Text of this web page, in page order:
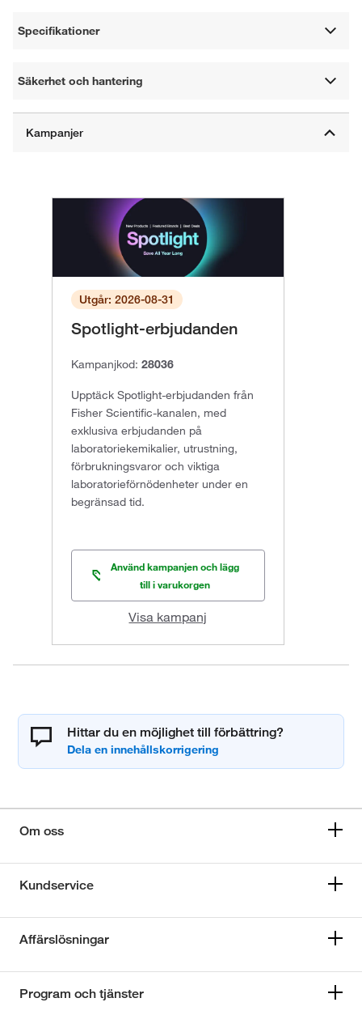
Specifikationer
Säkerhet och hantering
Utgår: 2026-08-31
Spotlight-erbjudanden
Kampanjkod: 28036
Upptäck Spotlight-erbjudanden från
Fisher Scientific-kanalen, med
exklusiva erbjudanden på
laboratoriekemikalier, utrustning,
förbrukningsvaror och viktiga
laboratorieförnödenheter under en
begränsad tid.
Använd kampanjen och lägg
till i varukorgen
Visa kampanj
Hittar du en möjlighet till förbättring?
Om oss
Kundservice
Affärslösningar
Program och tjänster